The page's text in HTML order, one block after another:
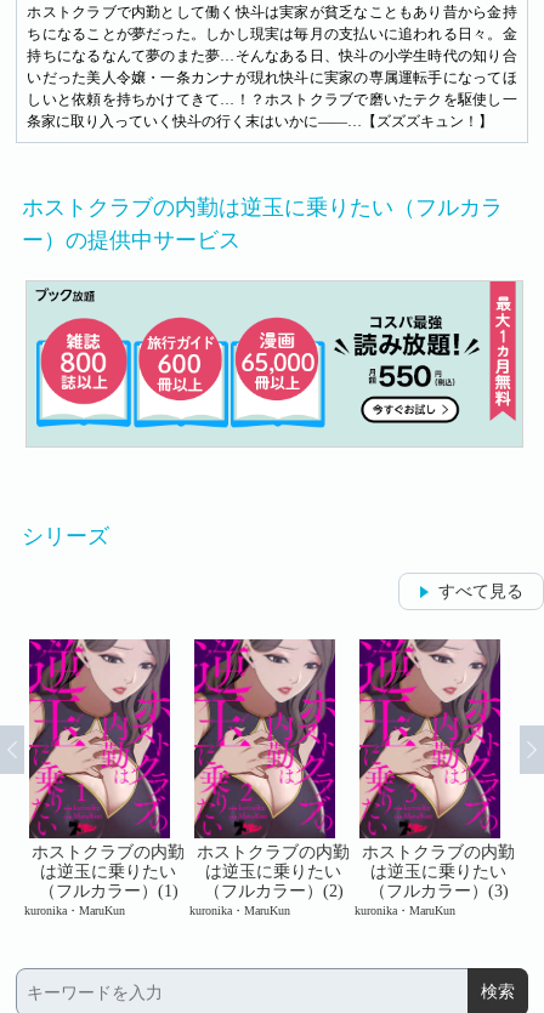
ホストクラブで内勤として働く快斗は実家が貧乏なこともあり昔から金持
ちになることが夢だった。しかし現実は毎月の支払いに追われる日々。金
持ちになるなんて夢のまた夢…そんなある日、快斗の小学生時代の知り合
いだった美人令嬢・一条カンナが現れ快斗に実家の専属運転手になってほ
しいと依頼を持ちかけてきて…！？ホストクラブで磨いたテクを駆使し一
条家に取り入っていく快斗の行く末はいかに――…【ズズズキュン！】
ホストクラブの内勤は逆玉に乗りたい（フルカラ
ー）の提供中サービス
シリーズ
すべて見る
ホストクラブの内勤
は逆玉に乗りたい
（フルカラー）(1)
kuronika・MaruKun
ホストクラブの内勤
は逆玉に乗りたい
（フルカラー）(2)
kuronika・MaruKun
ホストクラブの内勤
は逆玉に乗りたい
（フルカラー）(3)
kuronika・MaruKun